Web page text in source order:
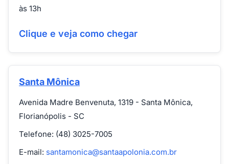
às 13h
Clique e veja como chegar
Santa Mônica
Avenida Madre Benvenuta, 1319 - Santa Mônica,
Florianópolis - SC
Telefone: (48) 3025-7005
E-mail: santamonica@santaapolonia.com.br